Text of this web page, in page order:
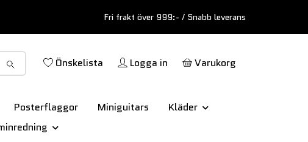
Fri frakt över 999:- / Snabb leverans
Önskelista Logga in Varukorg
Posterflaggor Miniguitars
Kläder